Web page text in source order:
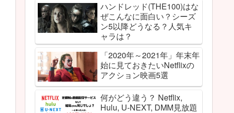
ハンドレッド(THE100)はな
ぜこんなに面白い？シーズ
ン5以降どうなる？人気キ
ャラは？
「2020年～2021年」年末年
始に見ておきたいNetflixの
アクション映画5選
何がどう違う？ Netflix,
Hulu, U-NEXT, DMM見放題